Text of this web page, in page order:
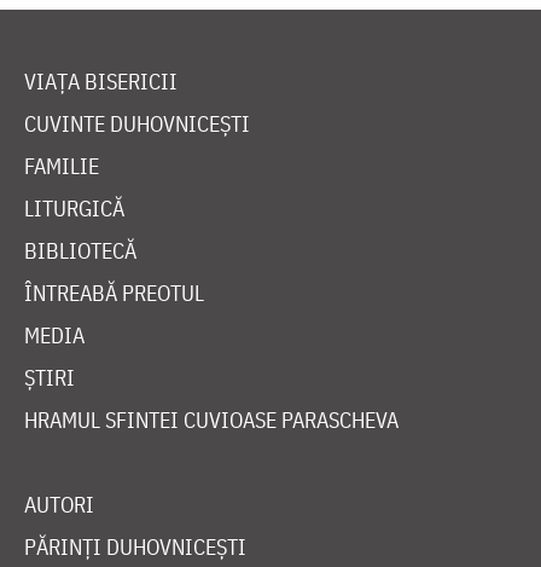
VIAȚA BISERICII
CUVINTE DUHOVNICEȘTI
FAMILIE
LITURGICĂ
BIBLIOTECĂ
ÎNTREABĂ PREOTUL
MEDIA
ȘTIRI
HRAMUL SFINTEI CUVIOASE PARASCHEVA
AUTORI
PĂRINȚI DUHOVNICEȘTI